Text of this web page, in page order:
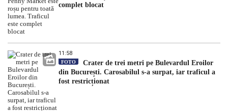
complet blocat
11:58
FOTO
Crater de trei metri pe Bulevardul Eroilor
din București. Carosabilul s-a surpat, iar traficul a
fost restricționat